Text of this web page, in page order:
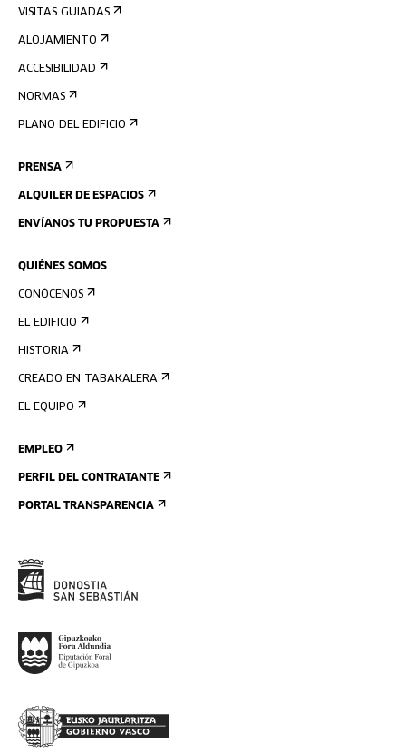
VISITAS GUIADAS
ALOJAMIENTO
ACCESIBILIDAD
NORMAS
PLANO DEL EDIFICIO
PRENSA
ALQUILER DE ESPACIOS
ENVÍANOS TU PROPUESTA
QUIÉNES SOMOS
CONÓCENOS
EL EDIFICIO
HISTORIA
CREADO EN TABAKALERA
EL EQUIPO
EMPLEO
PERFIL DEL CONTRATANTE
PORTAL TRANSPARENCIA